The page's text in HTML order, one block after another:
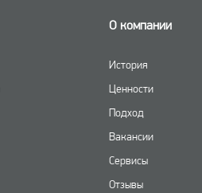
О компании
История
Ценности
Подход
Вакансии
Сервисы
Отзывы